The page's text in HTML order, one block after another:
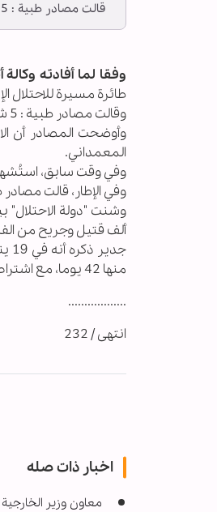
قالت مصادر طبية : 5 شهداء إثر قصف من مسيرة إسرائيلية على فلسطينيين قرب حاجز نتساريم جنوبي مدينة غزة".
وفقا لما أفادته وكالة
طائرة مسيرة
وقالت مصادر طبية : 5 شهداء إثر قصف من مسيرة إسرائيلية على فلسطينيين قرب حاجز نتساريم جنوبي مدينة غزة".
وأوضحت المصادر أن
المعمداني.
وفي وقت سابق،
وفي الإطار، قالت مصادر طبية: "إن هناك 10 شهداء جراء
ألف قتيل وجريح من
منها 42 يوما، مع اشتراط التفاوض على المرحلة التالية قبل إتمام المرحلة الأولى، بوساطة مصر وقطر ودعم الولايات المتحدة.
..................
انتهى / 232
اخبار ذات صله
معاون وزير